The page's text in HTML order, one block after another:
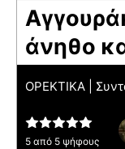
άνηθο
ΟΡΕΚΤΙΚΑ |
5 από 5 ψήφους